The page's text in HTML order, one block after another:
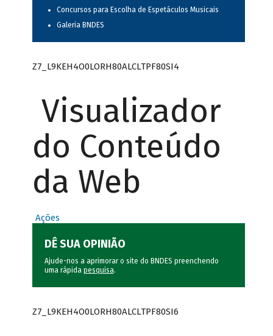
Concursos para Escolha de Espetáculos Musicais
Galeria BNDES
Z7_L9KEH4O0LORH80ALCLTPF80SI4
Visualizador
do Conteúdo
da Web
Ações
DÊ SUA OPINIÃO
Ajude-nos a aprimorar o site do BNDES preenchendo
uma rápida pesquisa.
Z7_L9KEH4O0LORH80ALCLTPF80SI6